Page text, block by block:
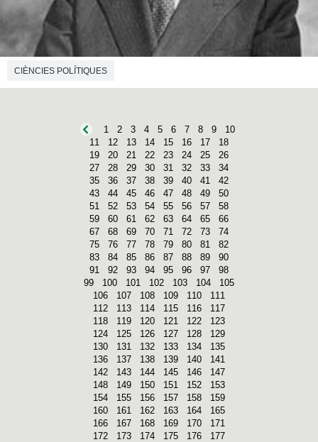
CIÈNCIES POLÍTIQUES
1 2 3 4 5 6 7 8 9
10
11
12 13 14 15 16 17
18
19
20 21 22 23 24 25
26
27
28 29 30 31 32 33
34
35
36 37 38 39 40 41
42
43
44 45 46 47 48 49
50
51
52 53 54 55 56 57
58
59
60 61 62 63 64 65
66
67
68 69 70 71 72 73
74
75
76 77 78 79 80 81
82
83
84 85 86 87 88 89
90
91
92 93 94 95 96 97
98
99
100 101 102 103 104
105
106
107 108 109 110
111
112
113 114 115 116
117
118
119 120 121 122
123
124
125 126 127 128
129
130
131 132 133 134
135
136
137 138 139 140
141
142
143 144 145 146
147
148
149 150 151 152
153
154
155 156 157 158
159
160
161 162 163 164
165
166
167 168 169 170
171
172
173 174 175 176
177